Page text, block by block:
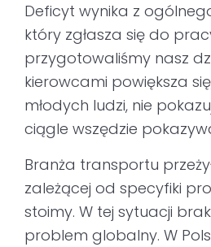
Deficyt wynika z
który zgłasza się do
przygotowaliśmy nasz
kierowcami powiększa
młodych ludzi, nie
ciągle wszędzie
Branża transportu
zależącej od specyfiki
stoimy. W tej sytuacji
problem globalny. W